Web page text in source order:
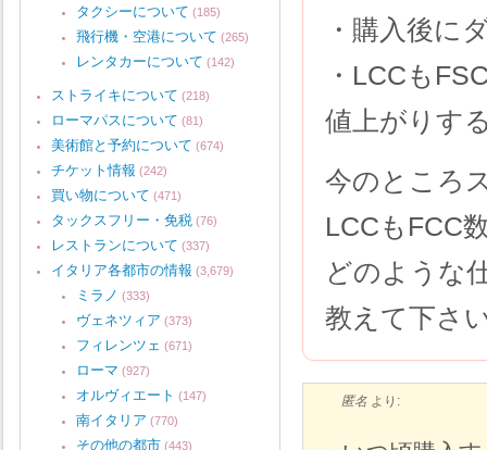
・購入後に
・LCCも
値上がりす
今のところ
LCCもFCC
どのような
教えて下さ
匿名 より:
タクシーについて (185)
飛行機・空港について (265)
レンタカーについて (142)
ストライキについて (218)
ローマパスについて (81)
美術館と予約について (674)
チケット情報 (242)
買い物について (471)
タックスフリー・免税 (76)
レストランについて (337)
イタリア各都市の情報 (3,679)
ミラノ (333)
ヴェネツィア (373)
フィレンツェ (671)
ローマ (927)
オルヴィエート (147)
南イタリア (770)
その他の都市 (443)